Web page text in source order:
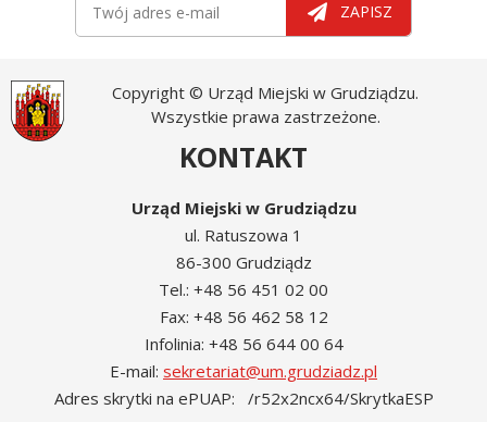
ZAPISZ
Copyright © Urząd Miejski w Grudziądzu.
Wszystkie prawa zastrzeżone.
KONTAKT
Urząd Miejski w Grudziądzu
ul. Ratuszowa 1
86-300 Grudziądz
Tel.: +48 56 451 02 00
Fax: +48 56 462 58 12
Infolinia: +48 56 644 00 64
E-mail: sekretariat@um.grudziadz.pl
Adres skrytki na ePUAP: /r52x2ncx64/SkrytkaESP